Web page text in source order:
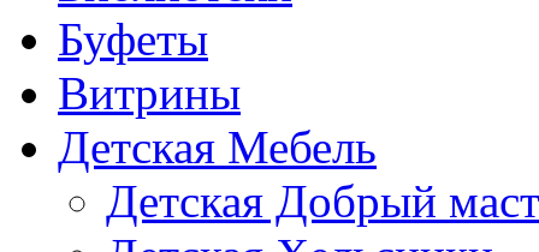
Буфеты
Витрины
Детская Мебель
Детская Добрый